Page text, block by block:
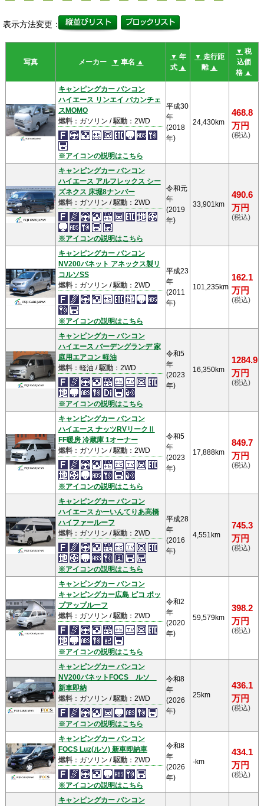
表示方法変更：
写真 メーカー ▼ 車名 ▲
▼ 年
式 ▲
▼ 走行距
離 ▲
▼ 税
込価
格 ▲
キャンピングカー バンコン
ハイエース リンエイ バカンチェ
スMOMO
燃料：ガソリン /駆動：2WD
※アイコンの説明はこちら
平成30
年
(2018
年)
24,430km
468.8
万円
(税込)
キャンピングカー バンコン
ハイエース アルフレックス シー
ズネクス 床堀8ナンバー
燃料：ガソリン /駆動：2WD
※アイコンの説明はこちら
令和元
年
(2019
年)
33,901km
490.6
万円
(税込)
キャンピングカー バンコン
NV200バネット アネックス製リ
コルソSS
燃料：ガソリン /駆動：2WD
※アイコンの説明はこちら
平成23
年
(2011
年)
101,235km
162.1
万円
(税込)
キャンピングカー バンコン
ハイエース バーデングランデ 家
庭用エアコン 軽油
燃料：軽油 /駆動：2WD
※アイコンの説明はこちら
令和5
年
(2023
年)
16,350km
1284.9
万円
(税込)
キャンピングカー バンコン
ハイエース ナッツRVリークⅡ
FF暖房 冷蔵庫 1オーナー
燃料：ガソリン /駆動：2WD
※アイコンの説明はこちら
令和5
年
(2023
年)
17,888km
849.7
万円
(税込)
キャンピングカー バンコン
ハイエース かーいんてりあ高橋
ハイファールーフ
燃料：ガソリン /駆動：2WD
※アイコンの説明はこちら
平成28
年
(2016
年)
4,551km
745.3
万円
(税込)
キャンピングカー バンコン
キャンピングカー広島 ピコ ポッ
プアップルーフ
燃料：ガソリン /駆動：2WD
※アイコンの説明はこちら
令和2
年
(2020
年)
59,579km
398.2
万円
(税込)
キャンピングカー バンコン
NV200バネットFOCS ルソ
新車即納
燃料：ガソリン /駆動：2WD
※アイコンの説明はこちら
令和8
年
(2026
年)
25km
436.1
万円
(税込)
キャンピングカー バンコン
FOCS Luz(ルソ) 新車即納車
燃料：ガソリン /駆動：2WD
※アイコンの説明はこちら
令和8
年
(2026
年)
-km
434.1
万円
(税込)
キャンピングカー バンコン